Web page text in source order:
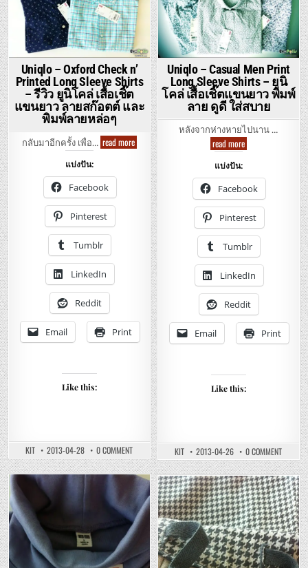
โคล่
พิม่า
ค๊อต
ต้อน
ที
เชิ้ต
เนื้อ
ดี
ใส่
สบาย
โคล่
ยีน
ขา
ตรง
ผ้า
นุ่ม
เบา
โป
ใส่
สบ
Uniqlo – Oxford Check n’
Printed Long Sleeve Shirts
– รีวิว ยูนิโคล่ เสื้อเชิ๊ต
แขนยาว ลายสก๊อตต์ และ
พิมพ์ลายหล่อๆ
กลับมาอีกครั้ง เพื่อ… read moreUniqlo
–
Oxford
Check
Printed
Sleeve
Shirts
แขน
สก๊อต
ต์
พิมพ์
ลาย
หล่อๆ
แบ่งปัน:
Facebook
Pinterest
Tumblr
LinkedIn
Reddit
Email Print
Like this:
KIT 2013-04-28 0 COMMENTON
UNIQLO
–
OXFORD
CHECK
PRINTED
LONG
SLEEVE
SHIRTS
–
รีวิว
นิ
โคล่
Uniqlo – Casual Men Print
Long Sleeve Shirts – ยูนิ
โคล่ เสื้อเชิ๊ตแขนยาว พิมพ์
ลาย ดูดี ใส่สบาย
หลังจากห่างหายไปนาน …
read moreUniqlo
–
Print
Long
Sleeve
Shirts
–
ยู
นิ
โคล่
เสื้อ
เชิ๊ต
แขน
ยาว
พิมพ์
ลาย
ดูดี
ใส่
สบาย
แบ่งปัน:
Facebook
Pinterest
Tumblr
LinkedIn
Reddit
Email Print
Like this:
KIT 2013-04-26 0 COMMENTON
UNIQLO
–
CASUAL
MEN
PRINT
LONG
SLEEVE
SHIRTS
–
ยู
นิ
โคล่
เสื้อ
Posted
Posted
in